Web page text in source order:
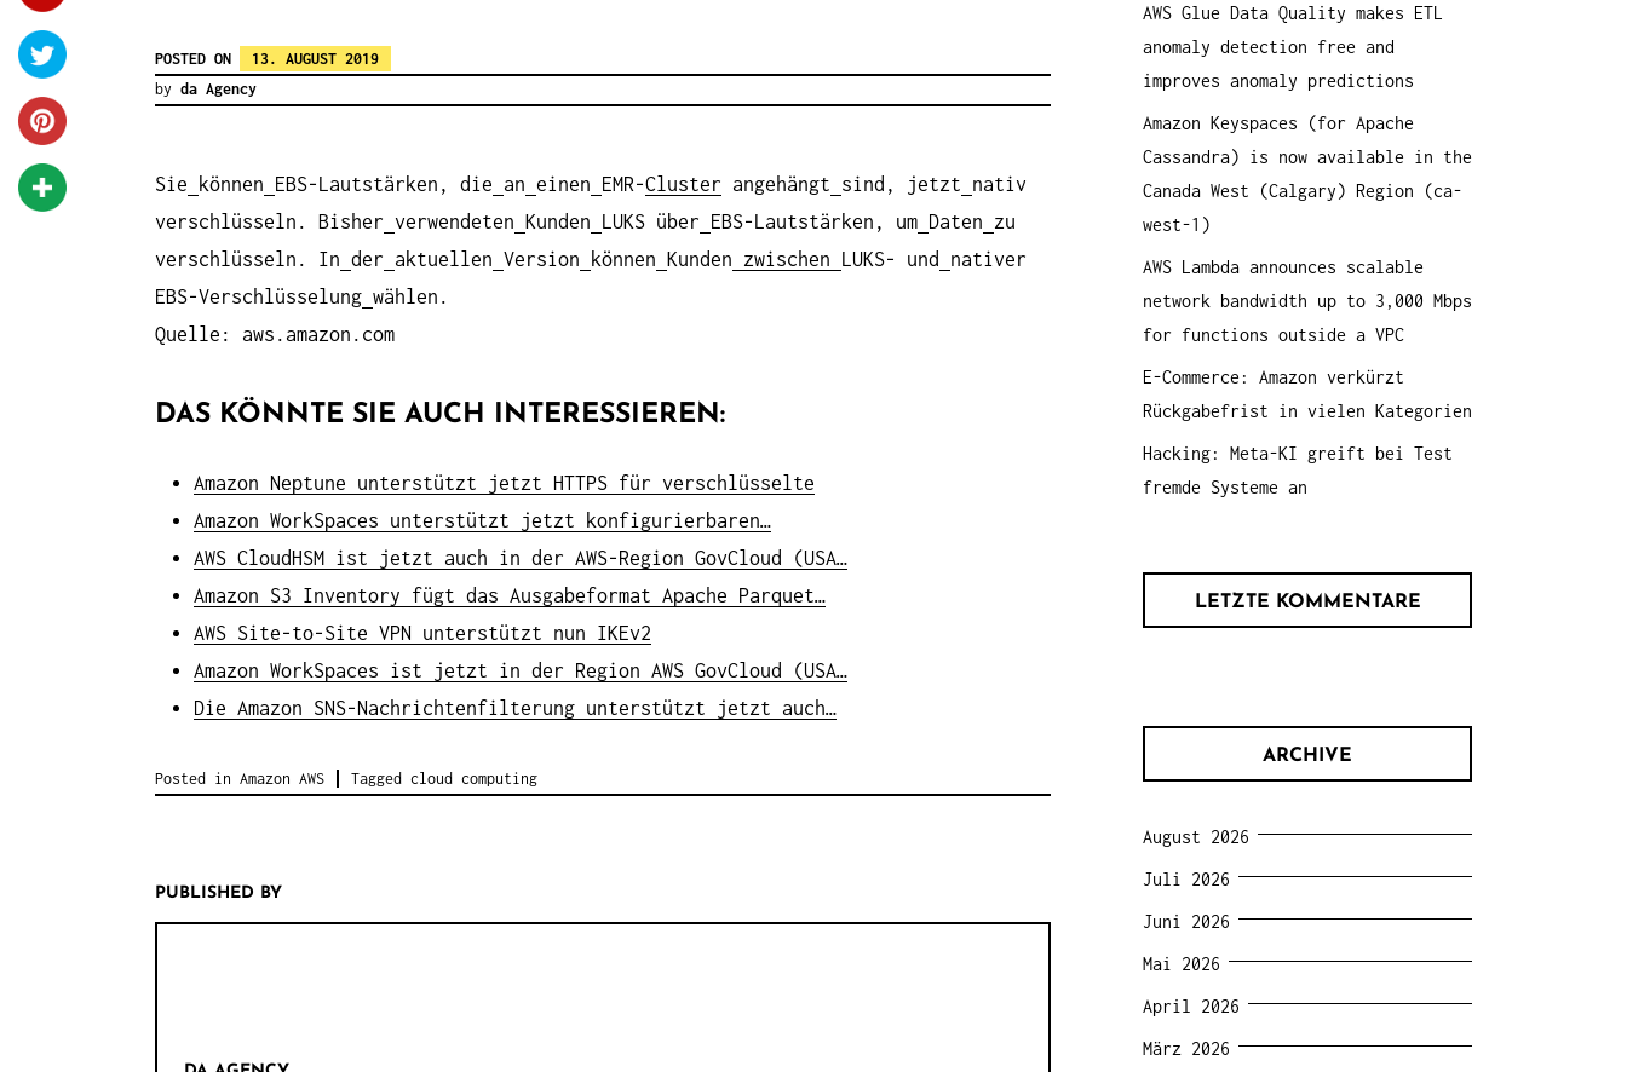
POSTED ON
13. AUGUST 2019
by da Agency
Sie können EBS-Lautstärken, die an einen EMR-Cluster angehängt sind, jetzt
nativ
verschlüsseln. Bisher verwendeten Kunden LUKS über EBS-Lautstärken, um Daten
zu
verschlüsseln. In der aktuellen Version können Kunden zwischen LUKS- und
nativer
EBS-Verschlüsselung wählen.
Quelle: aws.amazon.com
DAS KÖNNTE SIE AUCH INTERESSIEREN:
Amazon Neptune unterstützt jetzt HTTPS für verschlüsselte
Amazon WorkSpaces unterstützt jetzt konfigurierbaren…
AWS CloudHSM ist jetzt auch in der AWS-Region GovCloud (USA…
Amazon S3 Inventory fügt das Ausgabeformat Apache Parquet…
AWS Site-to-Site VPN unterstützt nun IKEv2
Amazon WorkSpaces ist jetzt in der Region AWS GovCloud (USA…
Die Amazon SNS-Nachrichtenfilterung unterstützt jetzt auch…
Posted in Amazon AWS Tagged cloud computing
PUBLISHED BY
a
c
h
:
AWS Glue Data Quality makes ETL
anomaly detection free and
improves anomaly predictions
Amazon Keyspaces (for Apache
Cassandra) is now available in the
Canada West (Calgary) Region (ca-
west-1)
AWS Lambda announces scalable
network bandwidth up to 3,000 Mbps
for functions outside a VPC
E-Commerce: Amazon verkürzt
Rückgabefrist in vielen Kategorien
Hacking: Meta-KI greift bei Test
fremde Systeme an
LETZTE KOMMENTARE
ARCHIVE
August 2026
Juli 2026
Juni 2026
Mai 2026
April 2026
März 2026